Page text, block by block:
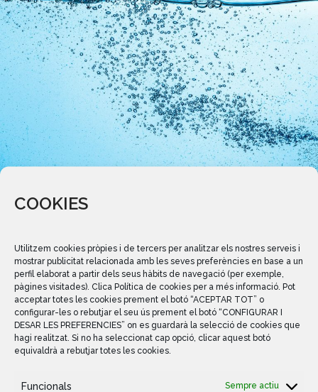
COOKIES
Utilitzem cookies pròpies i de tercers per analitzar els nostres serveis i
mostrar publicitat relacionada amb les seves preferències en base a un
perfil elaborat a partir dels seus hàbits de navegació (per exemple,
pàgines visitades). Clica Política de cookies per a més informació. Pot
acceptar totes les cookies prement el botó “ACEPTAR TOT” o
configurar-les o rebutjar el seu ús prement el botó “CONFIGURAR I
DESAR LES PREFERENCIES” on es guardarà la selecció de cookies que
hagi realitzat. Si no ha seleccionat cap opció, clicar aquest botó
equivaldrà a rebutjar totes les cookies.
Funcionals Sempre actiu
2025